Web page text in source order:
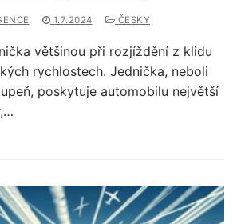
1.7.2024 ČESKY
většinou při rozjíždění z klidu
rychlostech. Jednička, neboli
poskytuje automobilu největší